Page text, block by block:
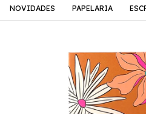
NOVIDADES PAPELARIA